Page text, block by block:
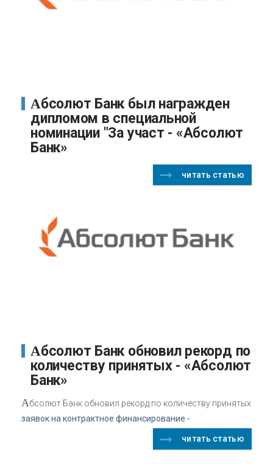
Абсолют Банк был награжден
дипломом в специальной
номинации "За участ - «Абсолют
Банк»
читать статью
Абсолют Банк обновил рекорд по
количеству принятых - «Абсолют
Банк»
Абсолют Банк обновил рекорд по количеству принятых
заявок на контрактное финансирование -
читать статью